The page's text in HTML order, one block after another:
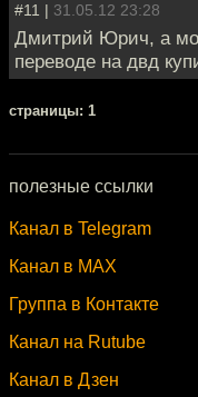
#11 | 31.05.12 23:28
Дмитрий Юрич, а
переводе на двд
cтраницы: 1
полезные ссылки
Канал в Telegram
Канал в MAX
Группа в Контакте
Канал на Rutube
Канал в Дзен